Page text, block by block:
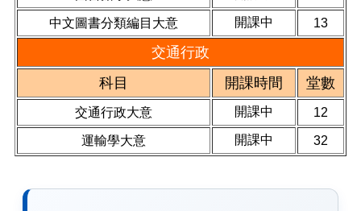
中文圖書分類編目大意 開課中 13
交通行政
科目
開課時間 堂數
交通行政大意 開課中 12
運輸學大意 開課中 32